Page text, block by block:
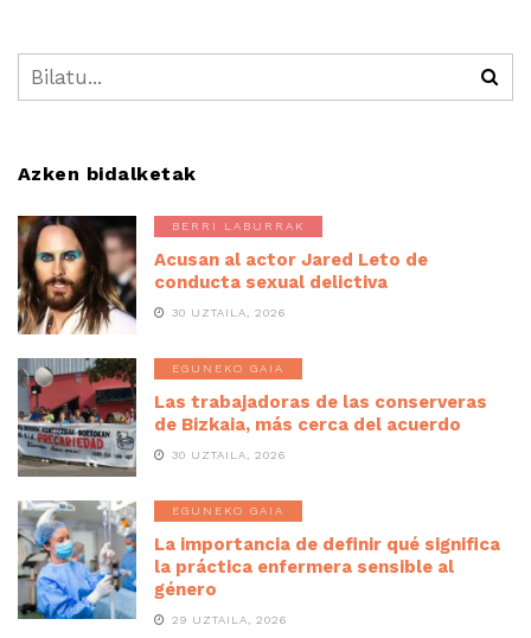
Azken bidalketak
BERRI LABURRAK
Acusan al actor Jared Leto de
conducta sexual delictiva
30 UZTAILA, 2026
EGUNEKO GAIA
Las trabajadoras de las conserveras
de Bizkaia, más cerca del acuerdo
30 UZTAILA, 2026
EGUNEKO GAIA
La importancia de definir qué significa
la práctica enfermera sensible al
género
29 UZTAILA, 2026